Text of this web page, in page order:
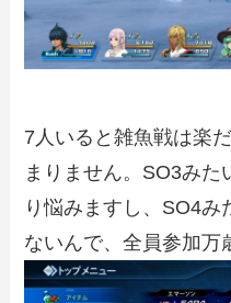
7人いると雑魚戦は楽
まりません。SO3みた
り悩みますし、SO4み
ないんで、全員参加万